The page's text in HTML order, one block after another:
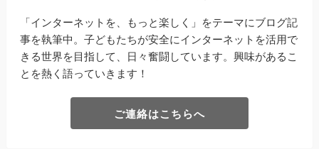
「インターネットを、もっと楽しく」をテーマにブログ記
事を執筆中。子どもたちが安全にインターネットを活用で
きる世界を目指して、日々奮闘しています。興味があるこ
とを熱く語っていきます！
ご連絡はこちらへ